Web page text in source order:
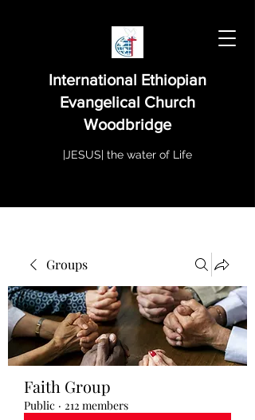
International Ethiopian
Evangelical Church
Woodbridge
|JESUS| the water of Life
Groups
Faith Group
Public · 212 members